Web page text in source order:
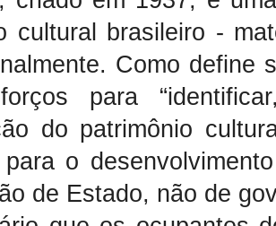
cultural brasileiro -
Como define
para
do patrimônio
o
de Estado, não de